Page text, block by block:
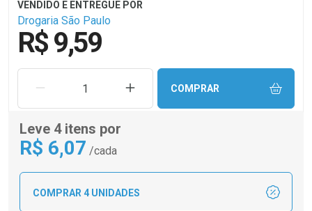
Drogaria São Paulo
R$ 9,59
REMOVER UMA UNIDADEAUMENTAR UMA UNIDADE
COMPRAR
Leve 4 itens por
R$ 6,07 /cada
COMPRAR 4 UNIDADES